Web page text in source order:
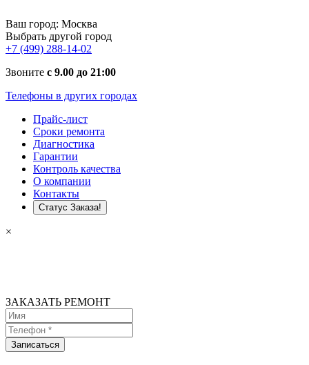
Ваш город: Москва
Выбрать другой город
+7 (499) 288-14-02
Звоните с 9.00 до 21:00
Телефоны в других городах
Прайс-лист
Сроки ремонта
Диагностика
Гарантии
Контроль качества
О компании
Контакты
Статус Заказа!
×
ЗАКАЗАТЬ РЕМОНТ